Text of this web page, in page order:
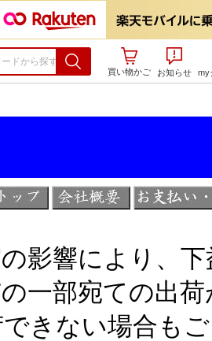
買い物かご
お知らせ my
影響により、
一部宛ての出
きない場合も